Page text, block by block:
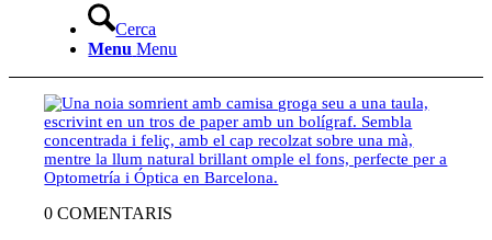
Cerca
Menu Menu
0 COMENTARIS